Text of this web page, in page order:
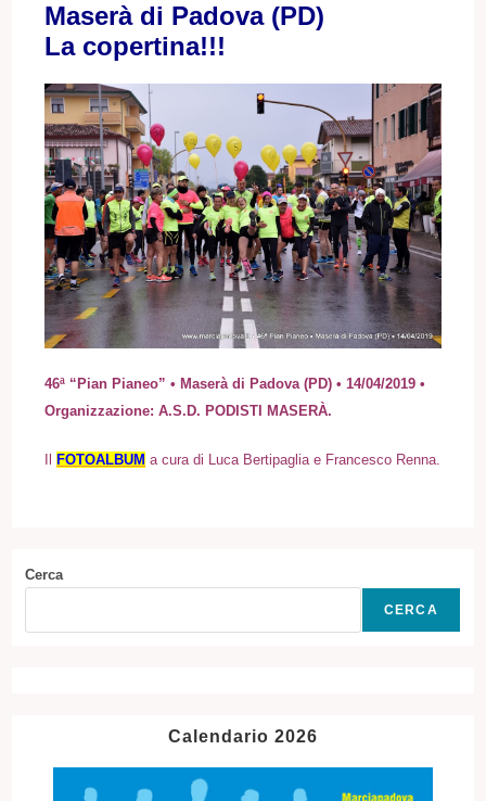
Maserà di Padova (PD)
La copertina!!!
46ª “Pian Pianeo” • Maserà di Padova (PD) • 14/04/2019 •
Organizzazione: A.S.D. PODISTI MASERÀ.
FOTOALBUM a cura di Luca Bertipaglia e Francesco Renna.
Cerca
CERCA
Calendario 2026